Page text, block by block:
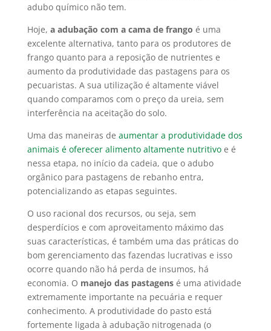
adubo químico não tem.
Hoje, a adubação com a cama de frango é uma
excelente alternativa, tanto para os produtores de
frango quanto para a reposição de nutrientes e
aumento da produtividade das pastagens para os
pecuaristas. A sua utilização é altamente viável
quando comparamos com o preço da ureia, sem
interferência na aceitação do solo.
Uma das maneiras de aumentar a produtividade dos
animais é oferecer alimento altamente nutritivoe é
nessa etapa, no início da cadeia, que o adubo
orgânico para pastagens de rebanho entra,
potencializando as etapas seguintes.
O uso racional dos recursos, ou seja, sem
desperdícios e com aproveitamento máximo das
suas características, é também uma das práticas do
bom gerenciamento das fazendas lucrativas e isso
ocorre quando não há perda de insumos, há
economia. O manejo das pastagensé uma atividade
extremamente importante na pecuária e requer
conhecimento. A produtividade do pasto está
fortemente ligada à adubação nitrogenada (o